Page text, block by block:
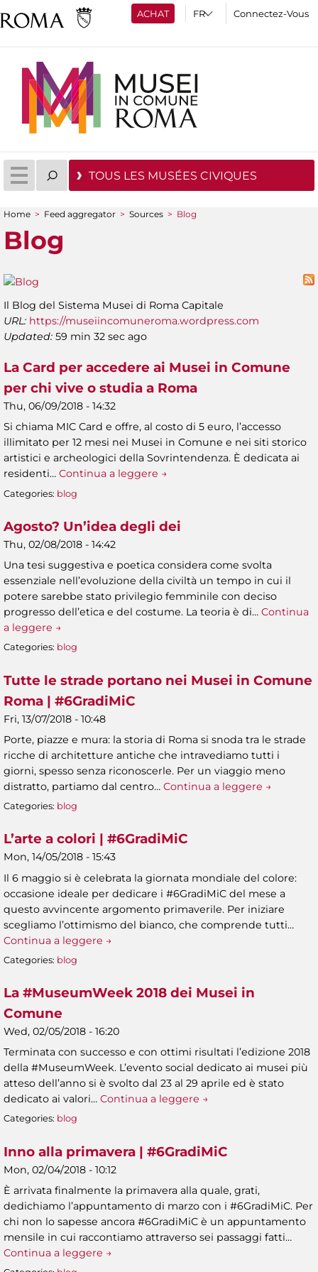
ACHAT Connectez-Vous
TOUS LES MUSÉES CIVIQUES
You are here
Home > Feed aggregator > Sources > Blog
Blog
Il Blog del Sistema Musei di Roma Capitale
URL: https://museiincomuneroma.wordpress.com
Updated: 59 min 32 sec ago
La Card per accedere ai Musei in Comune
per chi vive o studia a Roma
Thu, 06/09/2018 - 14:32
Si chiama MIC Card e offre, al costo di 5 euro, l’accesso
illimitato per 12 mesi nei Musei in Comune e nei siti storico
artistici e archeologici della Sovrintendenza. È dedicata ai
residenti… Continua a leggere →
Categories: blog
Agosto? Un’idea degli dei
Thu, 02/08/2018 - 14:42
Una tesi suggestiva e poetica considera come svolta
essenziale nell’evoluzione della civiltà un tempo in cui il
potere sarebbe stato privilegio femminile con deciso
progresso dell’etica e del costume. La teoria è di… Continua
a leggere →
Categories: blog
Tutte le strade portano nei Musei in Comune
Roma | #6GradiMiC
Fri, 13/07/2018 - 10:48
Porte, piazze e mura: la storia di Roma si snoda tra le strade
ricche di architetture antiche che intravediamo tutti i
giorni, spesso senza riconoscerle. Per un viaggio meno
distratto, partiamo dal centro… Continua a leggere →
Categories: blog
L’arte a colori | #6GradiMiC
Mon, 14/05/2018 - 15:43
Il 6 maggio si è celebrata la giornata mondiale del colore:
occasione ideale per dedicare i #6GradiMiC del mese a
questo avvincente argomento primaverile. Per iniziare
scegliamo l’ottimismo del bianco, che comprende tutti…
Continua a leggere →
Categories: blog
La #MuseumWeek 2018 dei Musei in
Comune
Wed, 02/05/2018 - 16:20
Terminata con successo e con ottimi risultati l’edizione 2018
della #MuseumWeek. L’evento social dedicato ai musei più
atteso dell’anno si è svolto dal 23 al 29 aprile ed è stato
dedicato ai valori… Continua a leggere →
Categories: blog
Inno alla primavera | #6GradiMiC
Mon, 02/04/2018 - 10:12
È arrivata finalmente la primavera alla quale, grati,
dedichiamo l’appuntamento di marzo con i #6GradiMiC. Per
chi non lo sapesse ancora #6GradiMiC è un appuntamento
mensile in cui raccontiamo attraverso sei passaggi fatti…
Continua a leggere →